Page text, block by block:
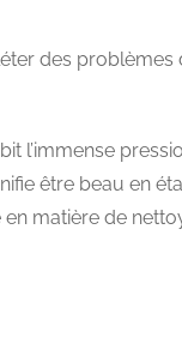
des
l’immense
être beau en
matière de